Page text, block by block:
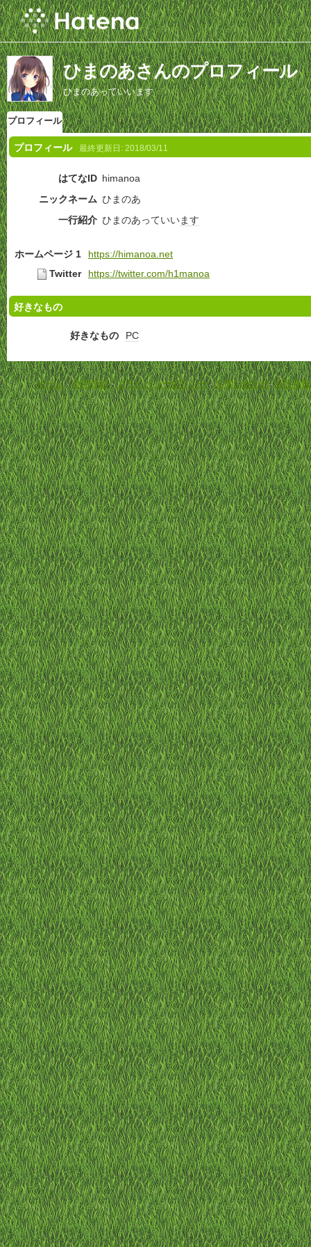
ひまのあさんのプロフィール
ひまのあっていいます
プロフィール
プロフィール 最終更新日: 2018/03/11
はてなID himanoa
ニックネーム ひまのあ
一行紹介 ひまのあっていいます
ホームページ 1
https://himanoa.net
Twitter
https://twitter.com/h1manoa
好きなもの
好きなもの PC
ホーム-利用規約-プライバシーポリシー-お問い合わせ-特定商